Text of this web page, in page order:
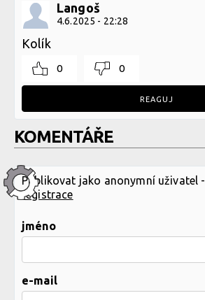
Langoš
4.6.2025 - 22:28
Kolík
0 0
REAGUJ
KOMENTÁŘE
Publikovat jako anonymní uživatel -
registrace
jméno
e-mail